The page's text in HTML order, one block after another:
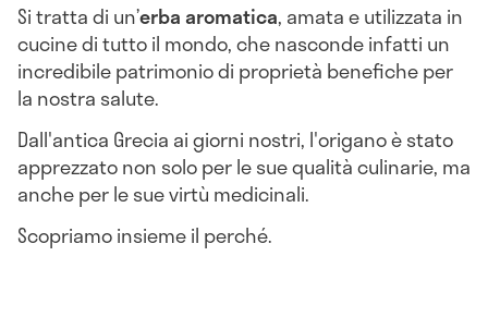
Si tratta di un’erba aromatica, amata e utilizzata in
cucine di tutto il mondo, che nasconde infatti un
incredibile patrimonio di proprietà benefiche per
la nostra salute.
Dall'antica Grecia ai giorni nostri, l'origano è stato
apprezzato non solo per le sue qualità culinarie, ma
anche per le sue virtù medicinali.
Scopriamo insieme il perché.